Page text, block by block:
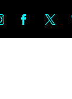
in